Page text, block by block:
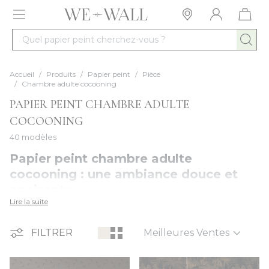
Allez au contenu
Quel papier peint cherchez-vous ?
Accueil / Produits / Papier peint / Pièce
/ Chambre adulte cocooning​
PAPIER PEINT CHAMBRE ADULTE
COCOONING​
40 modèles
Papier peint chambre adulte
cocooning : une ambiance douce et
Notre collection de
pour la transformer en un véritable refuge intime. Matières
rassurants créent une atmosphère propice au calme, à la
Lire la suite
FILTRER Trier par